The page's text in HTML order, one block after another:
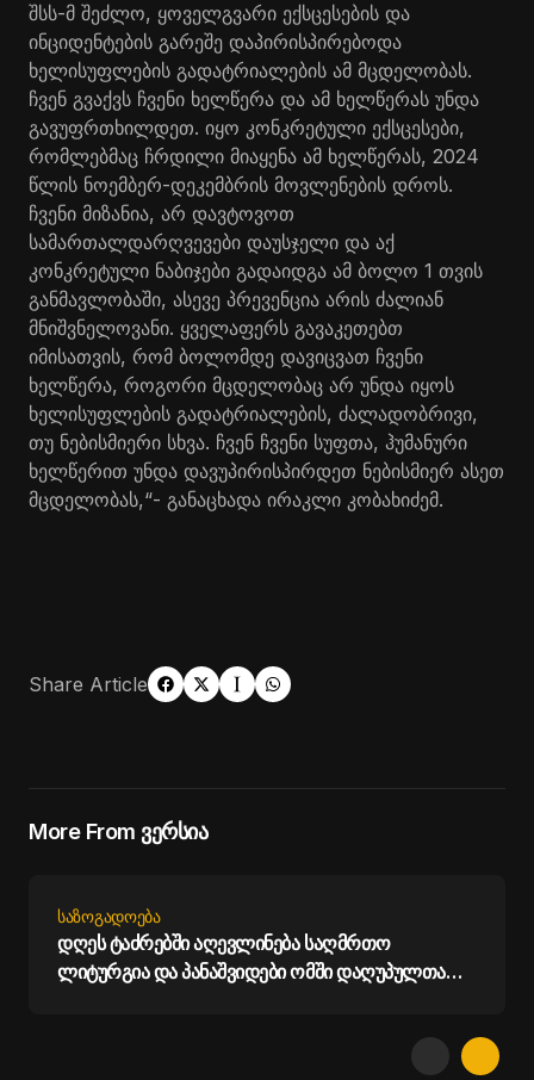
შსს-მ შეძლო, ყოველგვარი ექსცესების და
ინციდენტების გარეშე დაპირისპირებოდა
ხელისუფლების გადატრიალების ამ მცდელობას.
ჩვენ გვაქვს ჩვენი ხელწერა და ამ ხელწერას უნდა
გავუფრთხილდეთ. იყო კონკრეტული ექსცესები,
რომლებმაც ჩრდილი მიაყენა ამ ხელწერას, 2024
წლის ნოემბერ-დეკემბრის მოვლენების დროს.
ჩვენი მიზანია, არ დავტოვოთ
სამართალდარღვევები დაუსჯელი და აქ
კონკრეტული ნაბიჯები გადაიდგა ამ ბოლო 1 თვის
განმავლობაში, ასევე პრევენცია არის ძალიან
მნიშვნელოვანი. ყველაფერს გავაკეთებთ
იმისათვის, რომ ბოლომდე დავიცვათ ჩვენი
ხელწერა, როგორი მცდელობაც არ უნდა იყოს
ხელისუფლების გადატრიალების, ძალადობრივი,
თუ ნებისმიერი სხვა. ჩვენ ჩვენი სუფთა, ჰუმანური
ხელწერით უნდა დავუპირისპირდეთ ნებისმიერ ასეთ
მცდელობას,“- განაცხადა ირაკლი კობახიძემ.
Share Article
More From ვერსია
ᲡᲐᲖᲝᲒᲐᲓᲝᲔᲑᲐ
დღეს ტაძრებში აღევლინება საღმრთო
ლიტურგია და პანაშვიდები ომში დაღუპულთა